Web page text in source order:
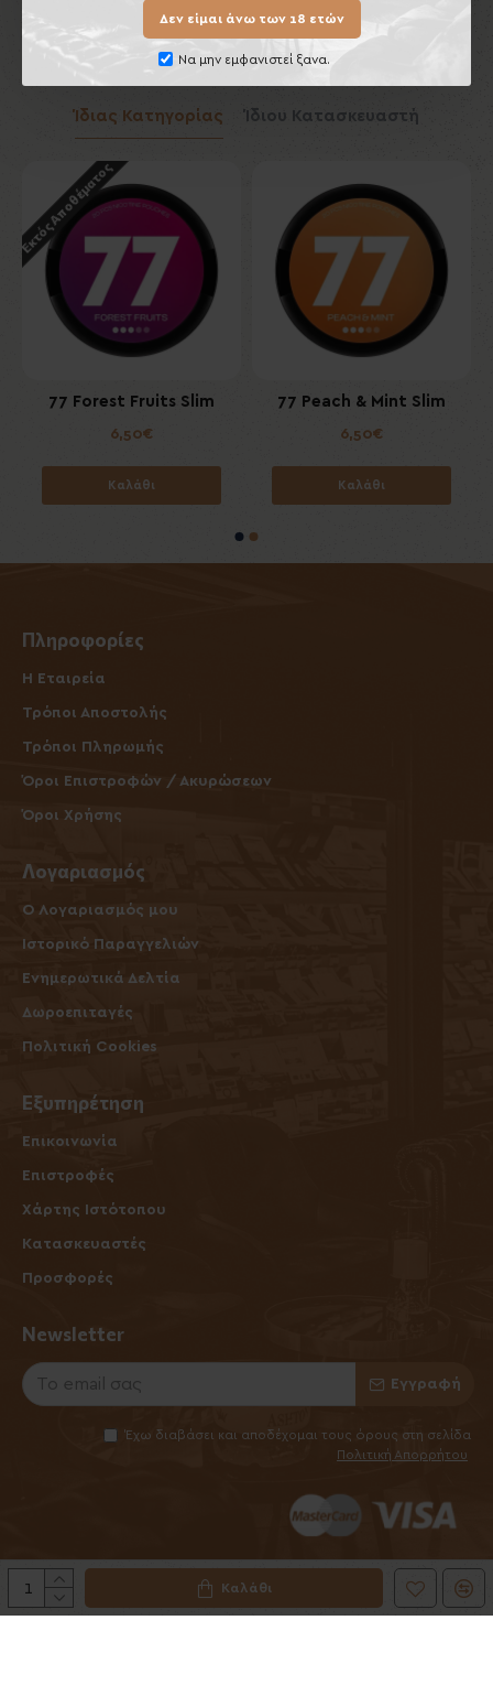
Δεν είμαι άνω των 18 ετών
Να μην εμφανιστεί ξανα.
Καλάθι
Καλάθι Καλάθι
Ίδιας Κατηγορίας Ίδιου Κατασκευαστή
Εκτός Αποθέματος
77 Forest Fruits Slim
6,50€
Καλάθι
77 Peach & Mint Slim
6,50€
Καλάθι
Πληροφορίες
Η Εταιρεία
Τρόποι Αποστολής
Τρόποι Πληρωμής
Όροι Επιστροφών / Ακυρώσεων
Όροι Χρήσης
Λογαριασμός
O Λογαριασμός μου
Ιστορικό Παραγγελιών
Ενημερωτικά Δελτία
Δωροεπιταγές
Πολιτική Cookies
Εξυπηρέτηση
Επικοινωνία
Επιστροφές
Χάρτης Ιστότοπου
Κατασκευαστές
Προσφορές
Newsletter
Εγγραφή
Έχω διαβάσει και αποδέχομαι τους όρους στη σελίδα
Πολιτική Απορρήτου